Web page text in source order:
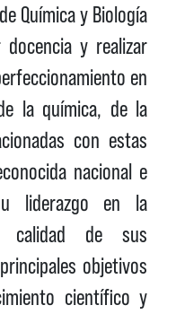
Química y Biología
y realizar
en
la química, de la
con estas
nacional e
liderazgo en la
calidad de sus
objetivos
científico y